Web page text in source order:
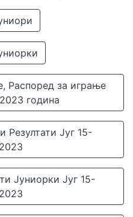
Распоред за играње
година
Резултати Југ 15-
Јуниорки Југ 15-